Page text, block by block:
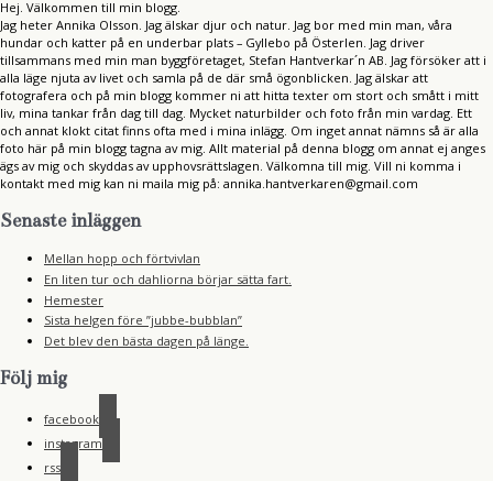
Hej. Välkommen till min blogg.
Jag heter Annika Olsson. Jag älskar djur och natur. Jag bor med min man, våra
hundar och katter på en underbar plats – Gyllebo på Österlen. Jag driver
tillsammans med min man byggföretaget, Stefan Hantverkar´n AB. Jag försöker att i
alla läge njuta av livet och samla på de där små ögonblicken. Jag älskar att
fotografera och på min blogg kommer ni att hitta texter om stort och smått i mitt
liv, mina tankar från dag till dag. Mycket naturbilder och foto från min vardag. Ett
och annat klokt citat finns ofta med i mina inlägg. Om inget annat nämns så är alla
foto här på min blogg tagna av mig. Allt material på denna blogg om annat ej anges
ägs av mig och skyddas av upphovsrättslagen. Välkomna till mig. Vill ni komma i
kontakt med mig kan ni maila mig på: annika.hantverkaren@gmail.com
Senaste inläggen
Mellan hopp och förtvivlan
En liten tur och dahliorna börjar sätta fart.
Hemester
Sista helgen före ”jubbe-bubblan”
Det blev den bästa dagen på länge.
Följ mig
facebook
instagram
rss